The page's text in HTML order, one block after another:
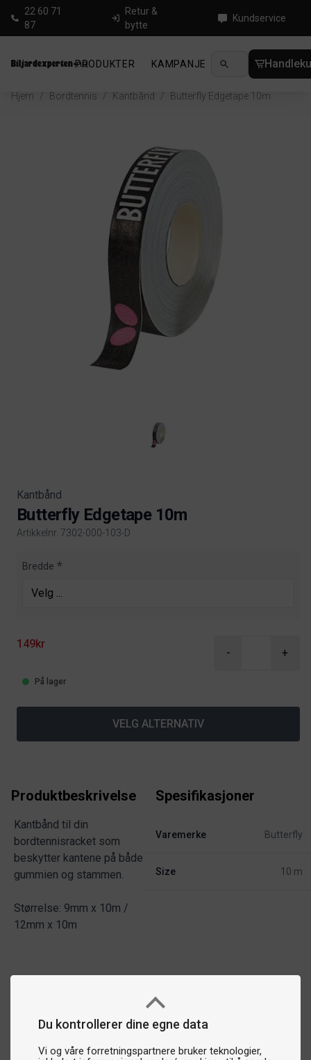
Du kontrollerer dine egne data
Vi og våre forretningspartnere bruker teknologier,
22 60 71
87
Retur &
bytte
Kundservice
PRODUKTER KAMPANJE NYHETER
Hjem / Bordtennis / Kantbånd / Butterfly Edgetape 10m
Kantbånd
Butterfly Edgetape 10m
Artikkelnr. 7302-000-103-D
Product information
Bredde
149kr
- +
På lager
VELG ALTERNATIV
Produktbeskrivelse
Kantbånd til din
bordtennisracket som
beskytter kantene på både
gummien og stammen.
Størrelse: 9mm x 10m /
12mm x 10m
Spesifikasjoner
Varemerke Butterfly
Size 10 m